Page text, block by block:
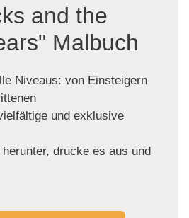
and the
Malbuch
Niveaus: von Einsteigern
und exklusive
drucke es aus und